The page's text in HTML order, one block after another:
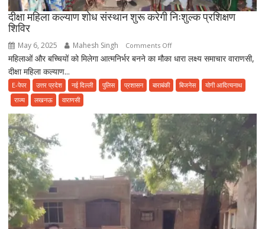
दीक्षा महिला कल्याण शोध संस्थान शुरू करेगी निःशुल्क प्रशिक्षण
शिविर
May 6, 2025 Mahesh Singh Comments Offon
दीक्षा
कल्याण
करेगी
निःशुल्क
प्रशिक्षण
शिविर
महिलाओं और बच्चियों को मिलेगा आत्मनिर्भर बनने का मौका धारा लक्ष्य समाचार वाराणसी,
दीक्षा महिला कल्याण...
E-पेपर उत्तर प्रदेश नई दिल्ली पुलिस प्रशासन बाराबंकी बिजनेस
योगी आदित्यनाथ
राज्य
लखनऊ वाराणसी